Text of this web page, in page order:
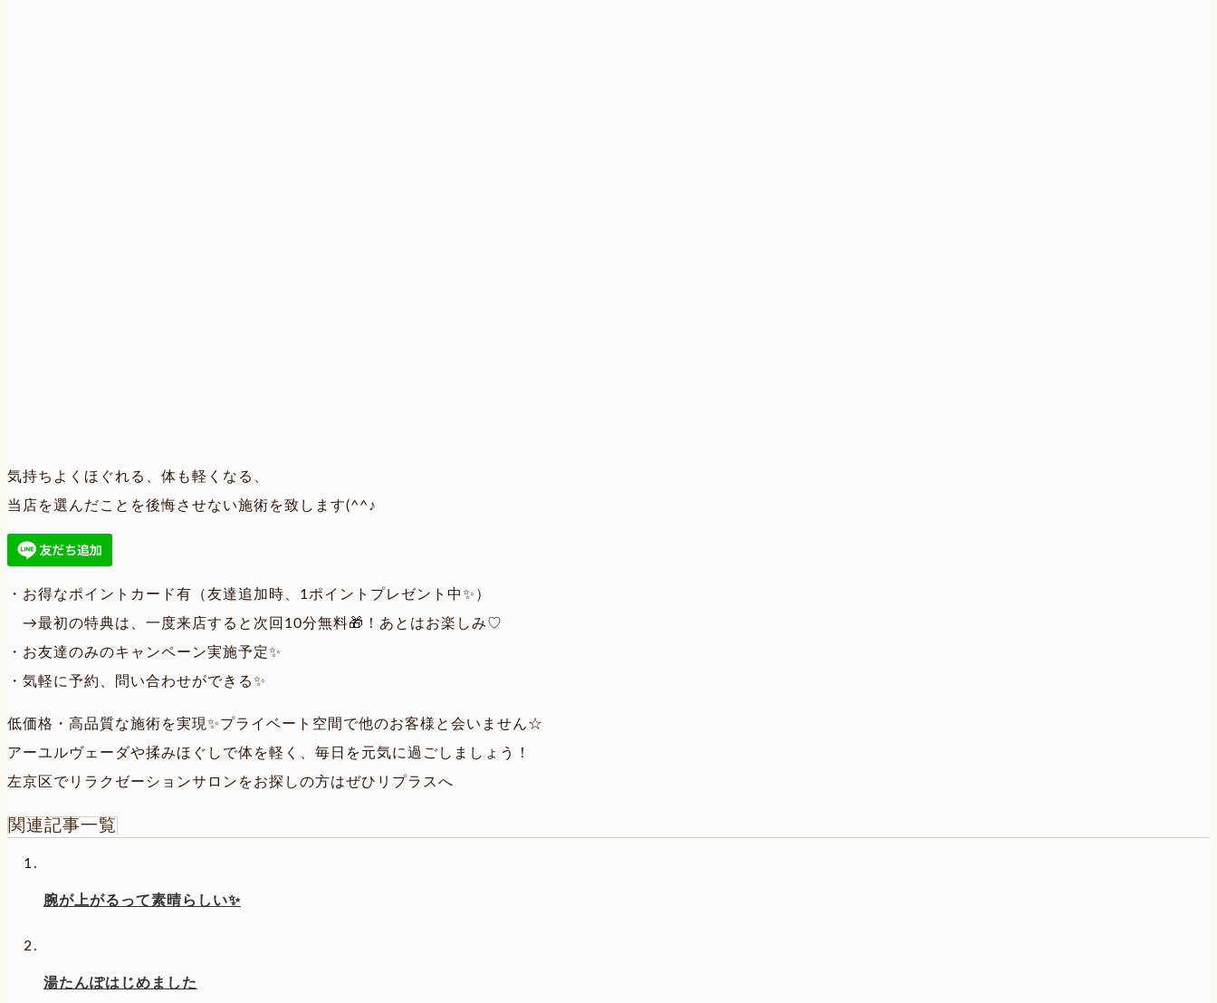
気持ちよくほぐれる、体も軽くなる、
当店を選んだことを後悔させない施術を致します(^^♪
・お得なポイントカード有（友達追加時、1ポイントプレゼント中✨）
→最初の特典は、一度来店すると次回10分無料🎁！あとはお楽しみ♡
・お友達のみのキャンペーン実施予定✨
・気軽に予約、問い合わせができる✨
低価格・高品質な施術を実現✨プライベート空間で他のお客様と会いません☆
アーユルヴェーダや揉みほぐしで体を軽く、毎日を元気に過ごしましょう！
左京区でリラクゼーションサロンをお探しの方はぜひリプラスへ
関連記事一覧
腕が上がるって素晴らしい✨
湯たんぽはじめました